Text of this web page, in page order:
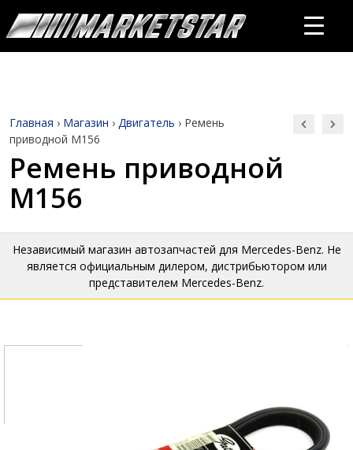
Главная › Магазин › Двигатель › Ремень
приводной M156
Ремень приводной
M156
Независимый магазин автозапчастей для Mercedes-Benz. Не
является официальным дилером, дистрибьютором или
представителем Mercedes-Benz.